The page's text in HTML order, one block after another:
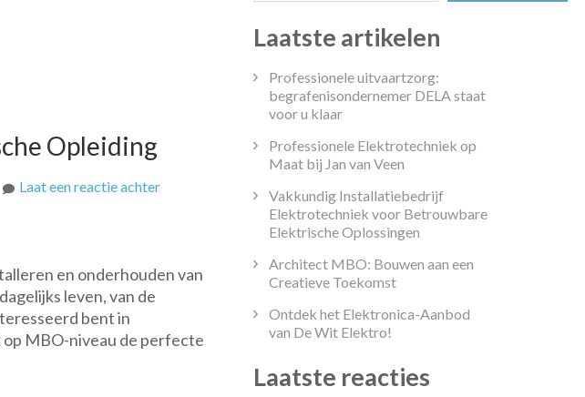
Opleiding
Laat een reactie achterop
Sleutel
Elektrische
en onderhouden van
leven, van de
bent in
MBO-niveau de perfecte
Laatste artikelen
Professionele uitvaartzorg:
begrafenisondernemer DELA staat
voor u klaar
Professionele Elektrotechniek op
Maat bij Jan van Veen
Vakkundig Installatiebedrijf
Elektrotechniek voor Betrouwbare
Elektrische Oplossingen
Architect MBO: Bouwen aan een
Creatieve Toekomst
Ontdek het Elektronica-Aanbod
van De Wit Elektro!
Laatste reacties